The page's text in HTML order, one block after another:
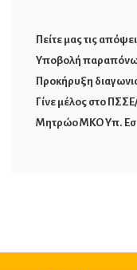
Πείτε μας τις
Υποβολή
Προκήρυξη
Γίνε μέλος στο
Μητρώο ΜΚΟ Υπ.